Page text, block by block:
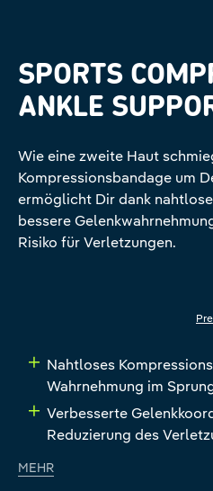
SPORTS
ANKLE
Wie eine zweite Haut
Kompressionsbandage um
ermöglicht Dir dank
bessere
Risiko für Verletzungen.
Nahtloses
Wahrnehmung im
Verbesserte
Reduzierung des
MEHR